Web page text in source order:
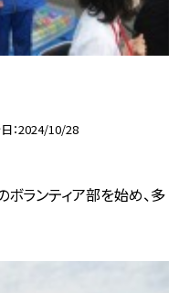
2024/10/28
ボランティア部を始め、多